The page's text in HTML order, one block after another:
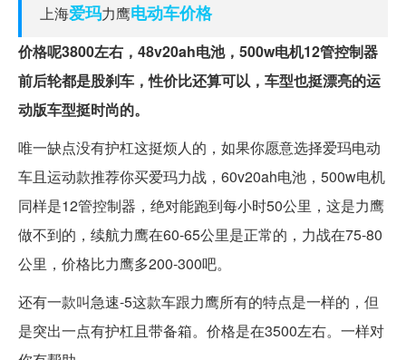
上海爱玛力鹰电动车价格
价格呢3800左右，48v20ah电池，500w电机12管控制器
前后轮都是股刹车，性价比还算可以，车型也挺漂亮的运
动版车型挺时尚的。
唯一缺点没有护杠这挺烦人的，如果你愿意选择爱玛电动
车且运动款推荐你买爱玛力战，60v20ah电池，500w电机
同样是12管控制器，绝对能跑到每小时50公里，这是力鹰
做不到的，续航力鹰在60-65公里是正常的，力战在75-80
公里，价格比力鹰多200-300吧。
还有一款叫急速-5这款车跟力鹰所有的特点是一样的，但
是突出一点有护杠且带备箱。价格是在3500左右。一样对